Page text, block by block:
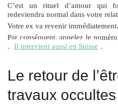
C’est un rituel d’amour qui
redeviendra normal dans votre
Votre ex va revenir immédiatement.
Par conséquent, appelez le
. Il intervient aussi en Suisse .
Le retour de
travaux